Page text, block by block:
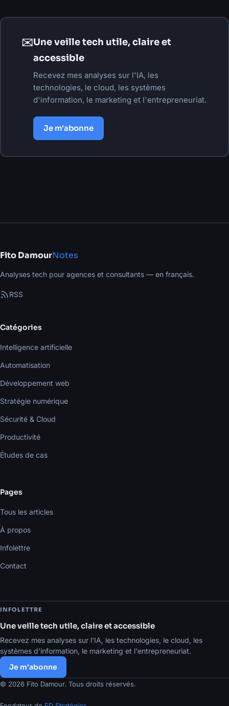
✉Une veille tech utile, claire et
accessible
Recevez mes analyses sur l'IA, les
technologies, le cloud, les systèmes
d'information, le marketing et l'entrepreneuriat.
Je m'abonne
Fito DamourNotes
Analyses tech pour agences et consultants — en français.
RSS
Catégories
Intelligence artificielle
Automatisation
Développement web
Stratégie numérique
Sécurité & Cloud
Productivité
Études de cas
Pages
Tous les articles
À propos
Infolettre
Contact
INFOLETTRE
Une veille tech utile, claire et accessible
Recevez mes analyses sur l'IA, les technologies, le cloud, les
systèmes d'information, le marketing et l'entrepreneuriat.
Je m'abonne
© 2026 Fito Damour. Tous droits réservés.